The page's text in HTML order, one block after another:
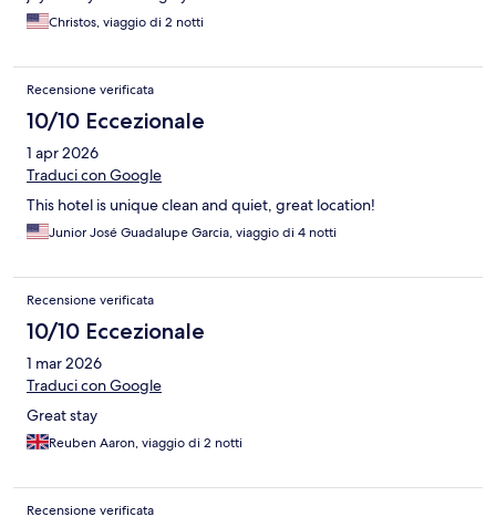
Christos, viaggio di 2 notti
Recensione verificata
10/10 Eccezionale
1 apr 2026
Traduci con Google
This hotel is unique clean and quiet, great location!
Junior José Guadalupe Garcia, viaggio di 4 notti
Recensione verificata
10/10 Eccezionale
1 mar 2026
Traduci con Google
Great stay
Reuben Aaron, viaggio di 2 notti
Recensione verificata